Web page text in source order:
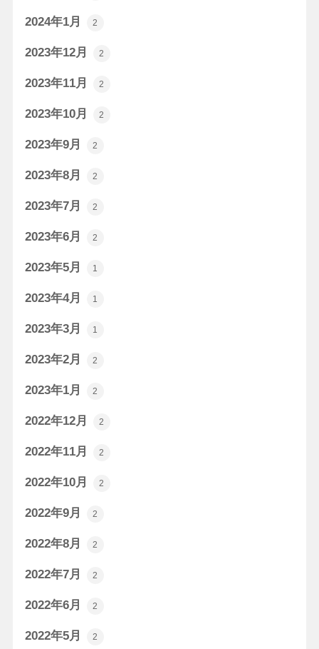
2024年1月 2
2023年12月 2
2023年11月 2
2023年10月 2
2023年9月 2
2023年8月 2
2023年7月 2
2023年6月 2
2023年5月 1
2023年4月 1
2023年3月 1
2023年2月 2
2023年1月 2
2022年12月 2
2022年11月 2
2022年10月 2
2022年9月 2
2022年8月 2
2022年7月 2
2022年6月 2
2022年5月 2